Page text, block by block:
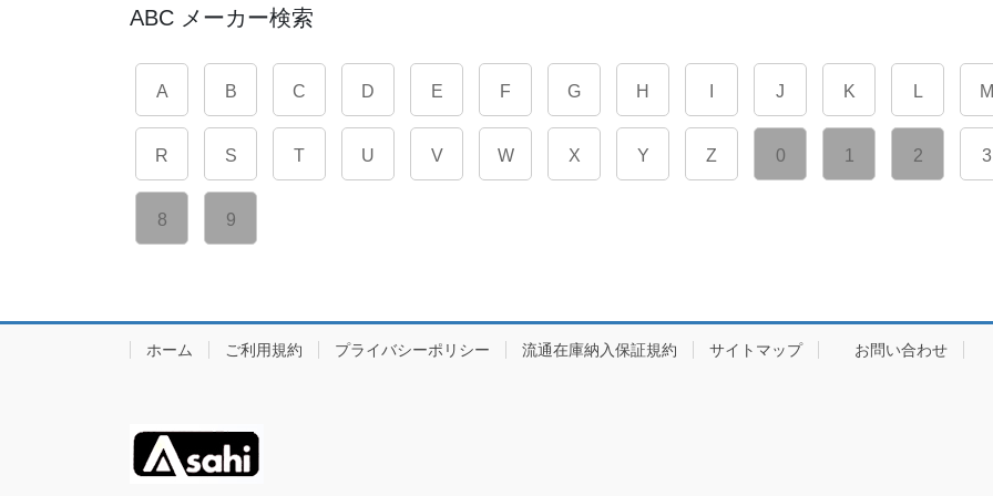
ABC メーカー検索
A B C D E F G H J K L M
R S T U V W X Y Z 0 1 2 3
8 9
ホーム ご利用規約 プライバシーポリシー 流通在庫納入保証規約 サイトマップ お問い合わせ